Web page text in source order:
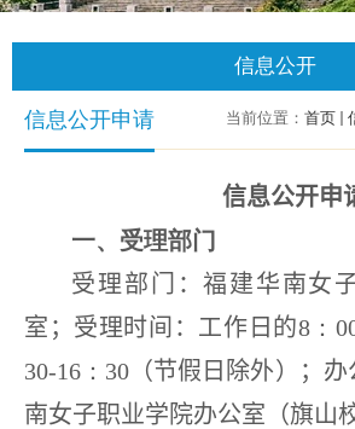
信息公开
当前位置： 首页
信息公开申请
信息公开申
一、受理部门
受理部门：福建华南女
室；受理时间：工作日的8：
30-16 ： 30 （节假日除外）；
南女子职业学院办公室 （旗山